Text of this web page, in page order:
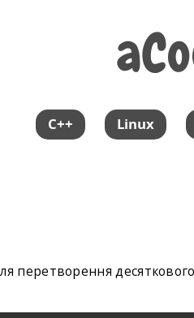
C++ Linux
перетворення